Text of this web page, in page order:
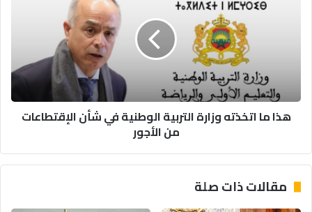
اتخذته وزارة
شأن الإقتطاعات
هذا ما اتخذته وزارة التربية الوطنية في شأن الإقتطاعات
من الأجور
مقالات ذات صلة